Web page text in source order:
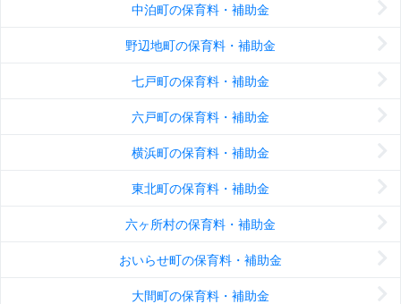
中泊町の保育料・補助金
野辺地町の保育料・補助金
七戸町の保育料・補助金
六戸町の保育料・補助金
横浜町の保育料・補助金
東北町の保育料・補助金
六ヶ所村の保育料・補助金
おいらせ町の保育料・補助金
大間町の保育料・補助金